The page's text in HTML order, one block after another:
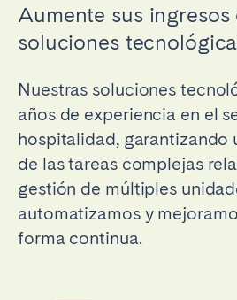
Aumente sus
soluciones
Nuestras soluciones
años de experiencia en el
hospitalidad, garantizando
de las tareas complejas
gestión de múltiples
automatizamos y
forma continua.